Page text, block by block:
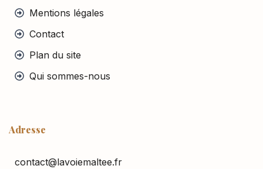
Mentions légales
Contact
Plan du site
Qui sommes-nous
Adresse
contact@lavoiemaltee.fr